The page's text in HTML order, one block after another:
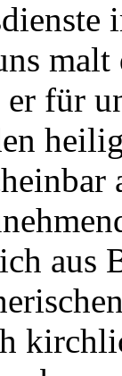
malt
für
aus